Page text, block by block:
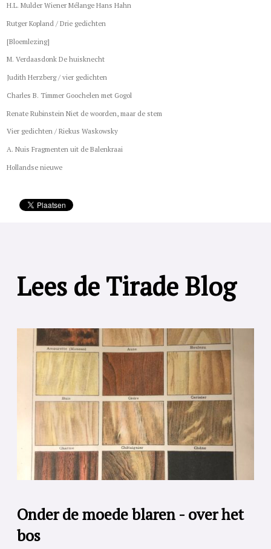
H.L. Mulder Wiener Mélange Hans Hahn
Rutger Kopland / Drie gedichten
[Bloemlezing]
M. Verdaasdonk De huisknecht
Judith Herzberg / vier gedichten
Charles B. Timmer Goochelen met Gogol
Renate Rubinstein Niet de woorden, maar de stem
Vier gedichten / Riekus Waskowsky
A. Nuis Fragmenten uit de Balenkraai
Hollandse nieuwe
Lees de Tirade Blog
Onder de moede blaren - over het
bos